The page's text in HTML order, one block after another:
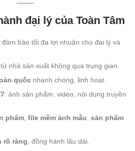
đại lý của Toàn Tâm
, đảm bảo tối đa lợi nhuận cho đại lý và
, từ nhà sản xuất không qua trung gian.
quốc nhanh chóng, linh hoạt.
: ảnh sản phẩm, video, nội dung truyền
phẩm file mềm ảnh mẫu sản phẩm
rõ ràng , đồng hành lâu dài.